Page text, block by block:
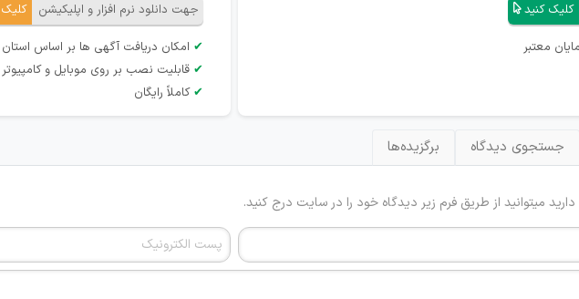
کلیک کنید
معتبر
جهت دانلود نرم افزار و اپلیکیشن
✔ امکان دریافت آگهی ها بر اساس
✔ قابلیت نصب بر روی موبایل و کامپیوتر
✔ کاملاً رایگان
جستجوی دیدگاه برگزیده‌ها
میتوانید از طریق فرم زیر دیدگاه خود را در سایت درج کنید.